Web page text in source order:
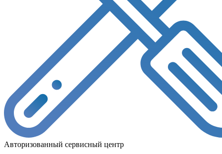
Авторизованный сервисный центр